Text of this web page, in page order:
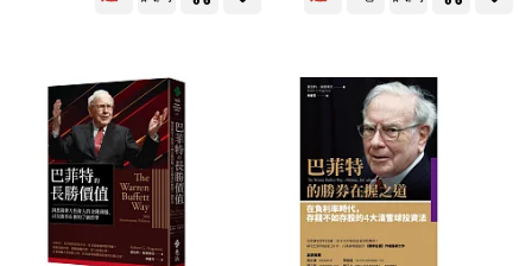
瑪麗．巴菲特(2)
出版社 (可複選)
遠流(12)